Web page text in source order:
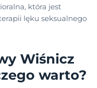
która jest
lęku seksualnego
Wiśnicz
warto?